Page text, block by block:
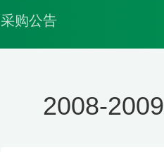
采购公告
2008-